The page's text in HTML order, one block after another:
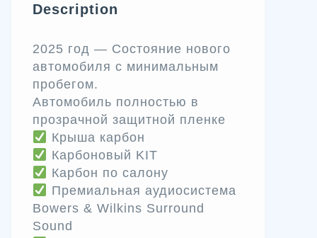
Description
2025 год — Состояние нового
автомобиля с минимальным
пробегом.
Автомобиль полностью в
прозрачной защитной пленке
Крыша карбон
Карбоновый KIT
Карбон по салону
Премиальная аудиосистема
Bowers & Wilkins Surround
Sound